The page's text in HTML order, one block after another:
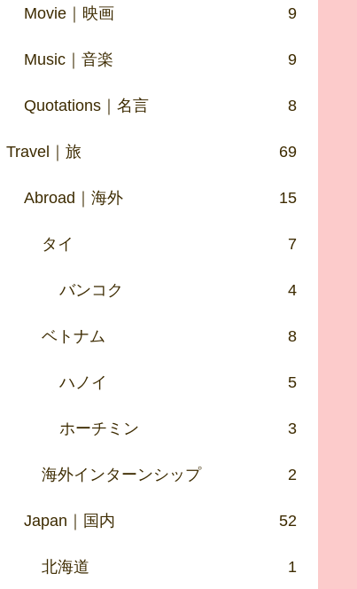
Movie｜映画 9
Music｜音楽 9
Quotations｜名言 8
Travel｜旅 69
Abroad｜海外 15
タイ 7
バンコク 4
ベトナム 8
ハノイ 5
ホーチミン 3
海外インターンシップ 2
Japan｜国内 52
北海道 1